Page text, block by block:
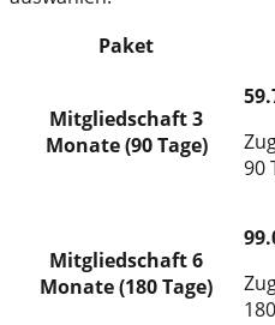
Paket
Mitgliedschaft 3
Monate (90 Tage)
90
Mitgliedschaft 6
Monate (180 Tage)